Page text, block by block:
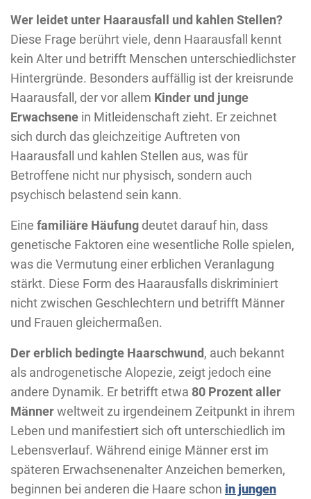
Wer leidet unter Haarausfall und kahlen Stellen?
Diese Frage berührt viele, denn Haarausfall kennt
kein Alter und betrifft Menschen unterschiedlichster
Hintergründe. Besonders auffällig ist der kreisrunde
Haarausfall, der vor allem Kinder und junge
Erwachsene in Mitleidenschaft zieht. Er zeichnet
sich durch das gleichzeitige Auftreten von
Haarausfall und kahlen Stellen aus, was für
Betroffene nicht nur physisch, sondern auch
psychisch belastend sein kann.
Eine familiäre Häufung deutet darauf hin, dass
genetische Faktoren eine wesentliche Rolle spielen,
was die Vermutung einer erblichen Veranlagung
stärkt. Diese Form des Haarausfalls diskriminiert
nicht zwischen Geschlechtern und betrifft Männer
und Frauen gleichermaßen.
Der erblich bedingte Haarschwund, auch bekannt
als androgenetische Alopezie, zeigt jedoch eine
andere Dynamik. Er betrifft etwa 80 Prozent aller
Männerweltweit zu irgendeinem Zeitpunkt in ihrem
Leben und manifestiert sich oft unterschiedlich im
Lebensverlauf. Während einige Männer erst im
späteren Erwachsenenalter Anzeichen bemerken,
beginnen bei anderen die Haare schon in jungen